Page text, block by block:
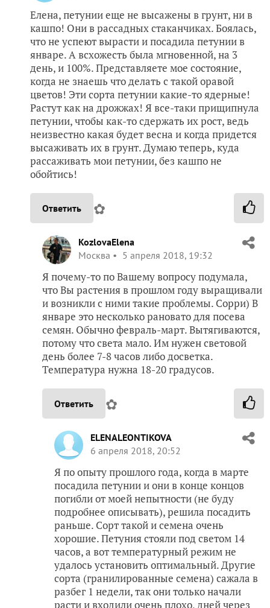
Елена, петунии еще не высажены в грунт, ни в
кашпо! Они в рассадных стаканчиках. Боялась,
что не успеют вырасти и посадила петунии в
январе. А всхожесть была мгновенной, на 3
день, и 100%. Представляете мое состояние,
когда не знаешь что делать с такой оравой
цветов! Эти сорта петунии какие-то ядерные!
Растут как на дрожжах! Я все-таки прищипнула
петунии, чтобы как-то сдержать их рост, ведь
неизвестно какая будет весна и когда придется
высаживать их в грунт. Думаю теперь, куда
рассаживать мои петунии, без кашпо не
обойтись!
Ответить ✿
KozlovaElena
Москва
5 апреля 2018, 19:32
Я почему-то по Вашему вопросу подумала,
что Вы растения в прошлом году выращивали
и возникли с ними такие проблемы. Сорри) В
январе это несколько рановато для посева
семян. Обычно февраль-март. Вытягиваются,
потому что света мало. Им нужен световой
день более 7-8 часов либо досветка.
Температура нужна 18-20 градусов.
Ответить ✿
ELENALEONTIKOVA
6 апреля 2018, 20:52
Я по опыту прошлого года, когда в марте
посадила петунии и они в конце концов
погибли от моей непытности (не буду
подробнее описывать), решила посадить
раньше. Сорт такой и семена очень
хорошие. Петуния стояли под светом 14
часов, а вот температурный режим не
удалось установить оптимальный. Другие
сорта (гранилированные семена) сажала в
разбег 1 недели, так они только начали
расти и входили очень плохо, дней через